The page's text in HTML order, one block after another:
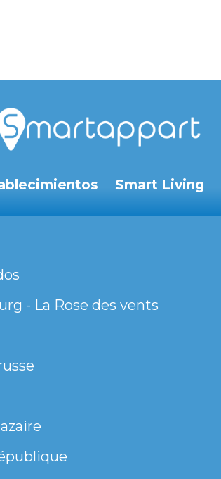
Smart Living
- La Rose des vents